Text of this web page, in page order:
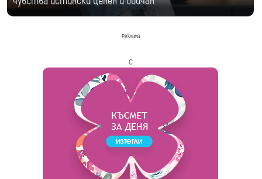
Реклама
с